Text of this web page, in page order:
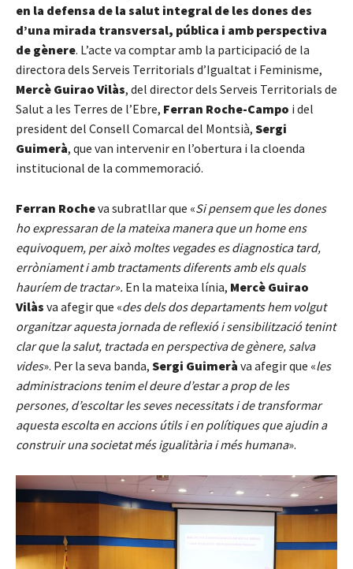
en la defensa de la salut integral de les dones des
d’una mirada transversal, pública i amb perspectiva
de gènere. L’acte va comptar amb la participació de la
directora dels Serveis Territorials d’Igualtat i Feminisme,
Mercè Guirao Vilàs, del director dels Serveis Territorials de
Salut a les Terres de l’Ebre, Ferran Roche-Campo i del
president del Consell Comarcal del Montsià, Sergi
Guimerà, que van intervenir en l’obertura i la cloenda
institucional de la commemoració.
Ferran Rocheva subratllar que «Si pensem que les dones
ho expressaran de la mateixa manera que un home ens
equivoquem, per això moltes vegades es diagnostica tard,
erròniament i amb tractaments diferents amb els quals
hauríem de tractar». En la mateixa línia, Mercè Guirao
Vilàs va afegir que «des dels dos departaments hem volgut
organitzar aquesta jornada de reflexió i sensibilització tenint
clar que la salut, tractada en perspectiva de gènere, salva
vides». Per la seva banda, Sergi Guimerà va afegir que «les
administracions tenim el deure d’estar a prop de les
persones, d’escoltar les seves necessitats i de transformar
aquesta escolta en accions útils i en polítiques que ajudin a
construir una societat més igualitària i més humana».